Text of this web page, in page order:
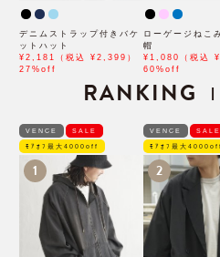
デニムストラップ付きバケ
ットハット
¥2,181（税込 ¥2,399）
27%off
ローゲージねこ
帽
¥1,080（税込
60%off
RANKING |
VENCE SALE
ﾓｱｵﾌ最大4000off
1
VENCE SALE
ﾓｱｵﾌ最大4000off
2